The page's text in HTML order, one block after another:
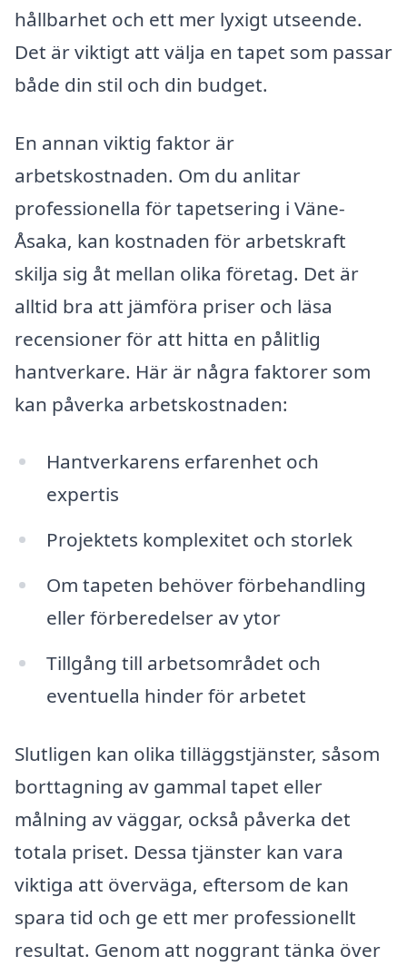
hållbarhet och ett mer lyxigt utseende.
Det är viktigt att välja en tapet som passar
både din stil och din budget.
En annan viktig faktor är
arbetskostnaden. Om du anlitar
professionella för tapetsering i Väne-
Åsaka, kan kostnaden för arbetskraft
skilja sig åt mellan olika företag. Det är
alltid bra att jämföra priser och läsa
recensioner för att hitta en pålitlig
hantverkare. Här är några faktorer som
kan påverka arbetskostnaden:
Hantverkarens erfarenhet och
expertis
Projektets komplexitet och storlek
Om tapeten behöver förbehandling
eller förberedelser av ytor
Tillgång till arbetsområdet och
eventuella hinder för arbetet
Slutligen kan olika tilläggstjänster, såsom
borttagning av gammal tapet eller
målning av väggar, också påverka det
totala priset. Dessa tjänster kan vara
viktiga att överväga, eftersom de kan
spara tid och ge ett mer professionellt
resultat. Genom att noggrant tänka över